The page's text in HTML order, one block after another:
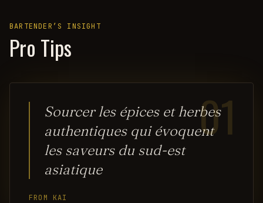
BARTENDER’S INSIGHT
Pro Tips
01
Sourcer les épices et herbes
authentiques qui évoquent
les saveurs du sud-est
asiatique
FROM KAI